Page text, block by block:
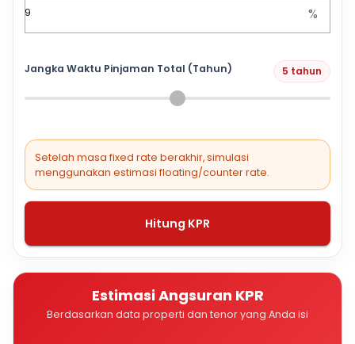
%
Jangka Waktu Pinjaman Total (Tahun) 5 tahun
Setelah masa fixed rate berakhir, simulasi
menggunakan estimasi floating/counter rate.
Hitung KPR
Estimasi Angsuran KPR
Berdasarkan data properti dan tenor yang Anda isi